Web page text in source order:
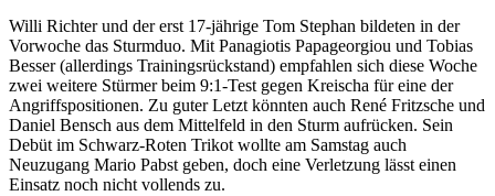
Willi Richter und der erst 17-jährige Tom Stephan bildeten in der
Vorwoche das Sturmduo. Mit Panagiotis Papageorgiou und Tobias
Besser (allerdings Trainingsrückstand) empfahlen sich diese Woche
zwei weitere Stürmer beim 9:1-Test gegen Kreischa für eine der
Angriffspositionen. Zu guter Letzt könnten auch René Fritzsche und
Daniel Bensch aus dem Mittelfeld in den Sturm aufrücken. Sein
Debüt im Schwarz-Roten Trikot wollte am Samstag auch
Neuzugang Mario Pabst geben, doch eine Verletzung lässt einen
Einsatz noch nicht vollends zu.